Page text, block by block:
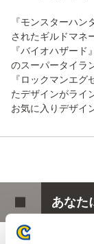
『モンスターハ
されたギルドマネ
『バイオハザー
のスーパータイラ
『ロックマンエ
たデザインがライ
お気に入りデザイ
あなた